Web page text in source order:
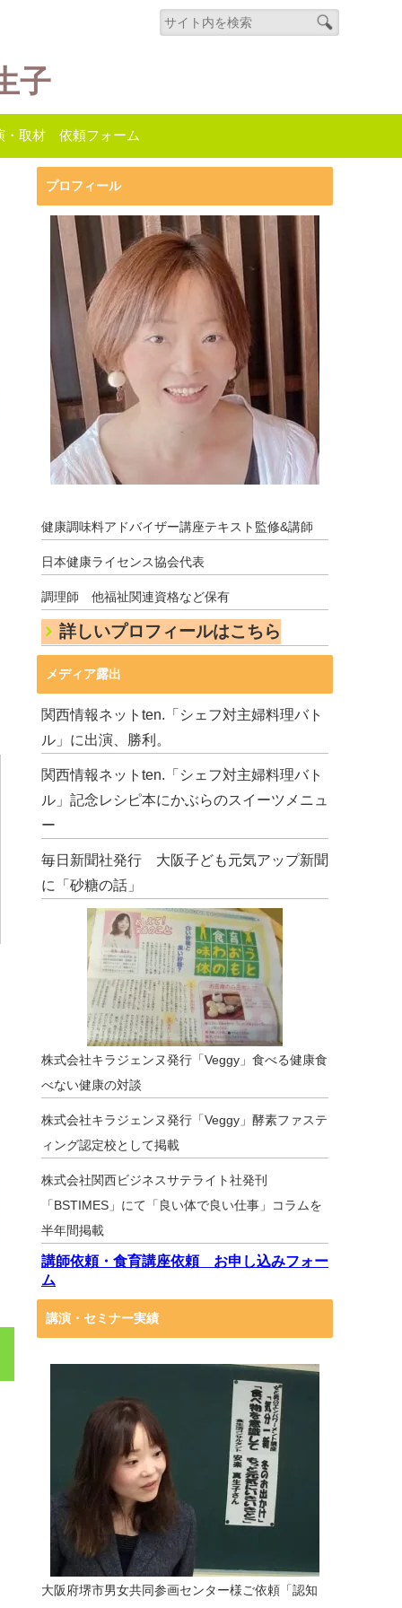
子
・取材 依頼フォーム
プロフィール
健康調味料アドバイザー講座テキスト監修&講師
日本健康ライセンス協会代表
調理師 他福祉関連資格など保有
詳しいプロフィールはこちら
メディア露出
関西情報ネットten.「シェフ対主婦料理バト
ル」に出演、勝利。
関西情報ネットten.「シェフ対主婦料理バト
ル」記念レシピ本にかぶらのスイーツメニュ
ー
毎日新聞社発行 大阪子ども元気アップ新聞
に「砂糖の話」
株式会社キラジェンヌ発行「Veggy」食べる健康食
べない健康の対談
株式会社キラジェンヌ発行「Veggy」酵素ファステ
ィング認定校として掲載
株式会社関西ビジネスサテライト社発刊
「BSTIMES」にて「良い体で良い仕事」コラムを
半年間掲載
講師依頼・食育講座依頼 お申し込みフォー
ム
講演・セミナー実績
大阪府堺市男女共同参画センター様ご依頼「認知